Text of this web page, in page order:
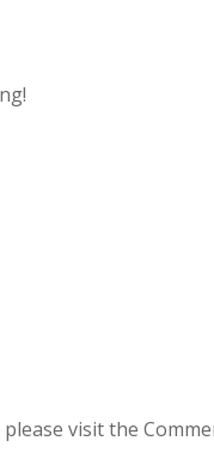
visit the